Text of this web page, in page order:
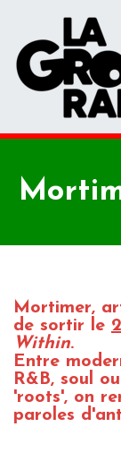
Mortimer,
de sortir le
Within.
Entre
R&B, soul
'roots', on
paroles